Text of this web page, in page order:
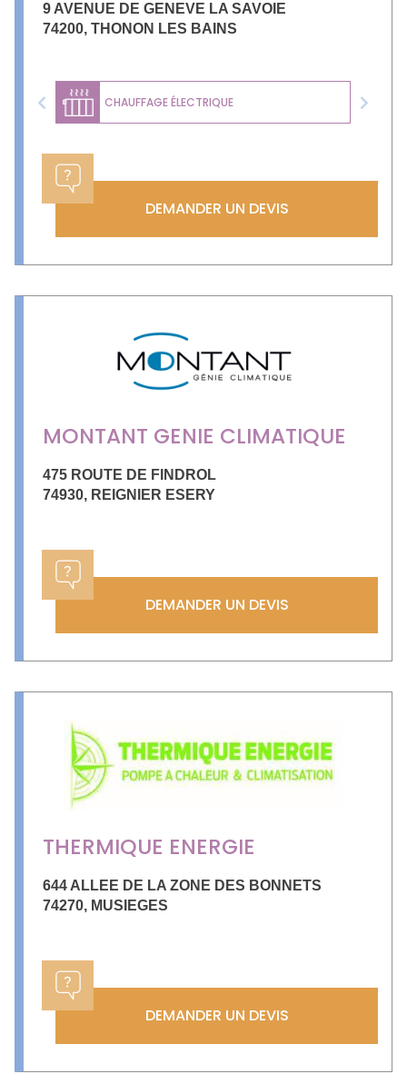
9 AVENUE DE GENEVE LA SAVOIE
74200, THONON LES BAINS
CHAUFFAGE ÉLECTRIQUE
Previous Next
DEMANDER UN DEVIS
MONTANT GENIE CLIMATIQUE
475 ROUTE DE FINDROL
74930, REIGNIER ESERY
DEMANDER UN DEVIS
THERMIQUE ENERGIE
644 ALLEE DE LA ZONE DES BONNETS
74270, MUSIEGES
DEMANDER UN DEVIS